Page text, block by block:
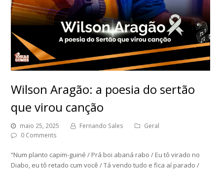
Wilson Aragão: a poesia do sertão
que virou canção
maio 25, 2025 Fernando Sales
Geral
0 Comments
“Num planto capim-guiné / Prá boi abaná rabo / Eu tô virado no
Diabo, eu tô retado cum você / Tá vendo tudo e fica aí parado /